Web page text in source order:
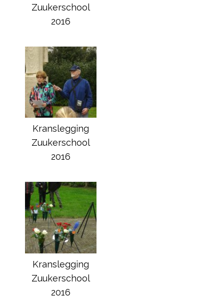
Zuukerschool
2016
Kranslegging
Zuukerschool
2016
Kranslegging
Zuukerschool
2016